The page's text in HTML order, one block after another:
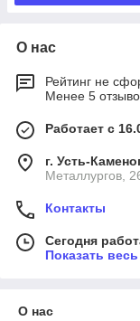
О нас
Рейтинг не
Менее 5
Работает с
г. Усть-
Металлургов,
Контакты
Сегодня
Показать
О нас